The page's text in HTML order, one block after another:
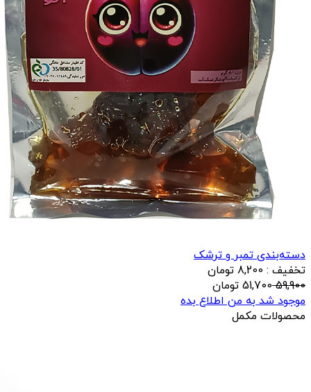
دسته‌بندی تمبر و ترشک
تخفیف : 8,200 تومان
59,900
51,700 تومان
موجود شد به من اطلاع بده
محصولات مکمل